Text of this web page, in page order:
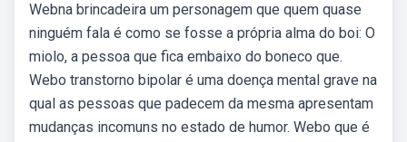
Webna brincadeira um personagem que quem quase
ninguém fala é como se fosse a própria alma do boi: O
miolo, a pessoa que fica embaixo do boneco que.
Webo transtorno bipolar é uma doença mental grave na
qual as pessoas que padecem da mesma apresentam
mudanças incomuns no estado de humor. Webo que é